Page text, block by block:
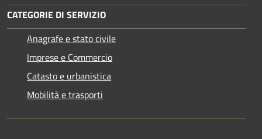
CATEGORIE DI SERVIZIO
Anagrafe e stato civile
Imprese e Commercio
Catasto e urbanistica
Mobilità e trasporti